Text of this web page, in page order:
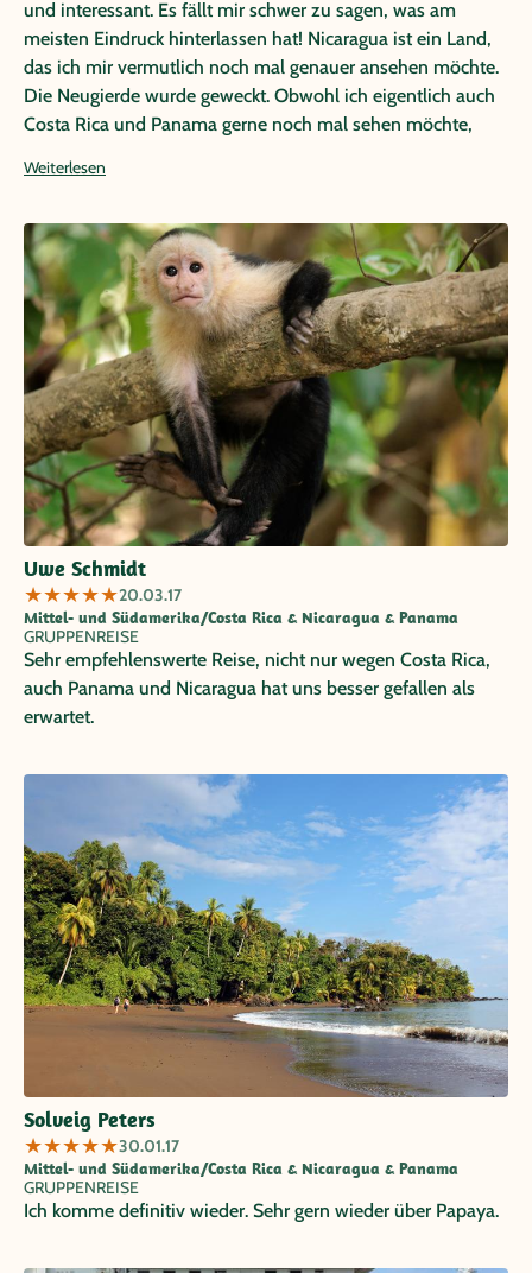
und interessant. Es fällt mir schwer zu sagen, was am
meisten Eindruck hinterlassen hat! Nicaragua ist ein Land,
das ich mir vermutlich noch mal genauer ansehen möchte.
Die Neugierde wurde geweckt. Obwohl ich eigentlich auch
Costa Rica und Panama gerne noch mal sehen möchte,
angenehm entspannt, bunt gemischt und freundlich und
gut gefallen und viel Spaß gemacht!
Weiterlesen
Uwe Schmidt
★★★★★20.03.17
Mittel- und Südamerika/Costa Rica & Nicaragua & Panama
GRUPPENREISE
Sehr empfehlenswerte Reise, nicht nur wegen Costa Rica,
auch Panama und Nicaragua hat uns besser gefallen als
erwartet.
Solveig Peters
★★★★★30.01.17
Mittel- und Südamerika/Costa Rica & Nicaragua & Panama
GRUPPENREISE
Ich komme definitiv wieder. Sehr gern wieder über Papaya.